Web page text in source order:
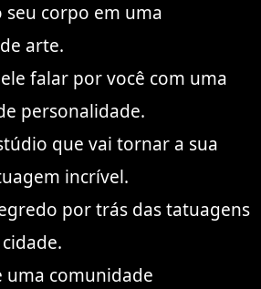
seu corpo em uma
arte.
falar por você com uma
personalidade.
que vai tornar a sua
incrível.
por trás das tatuagens
uma comunidade